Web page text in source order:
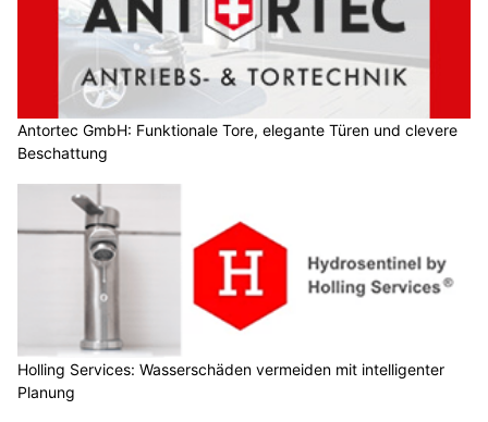
Antortec GmbH: Funktionale Tore, elegante Türen und clevere
Beschattung
Holling Services: Wasserschäden vermeiden mit intelligenter
Planung